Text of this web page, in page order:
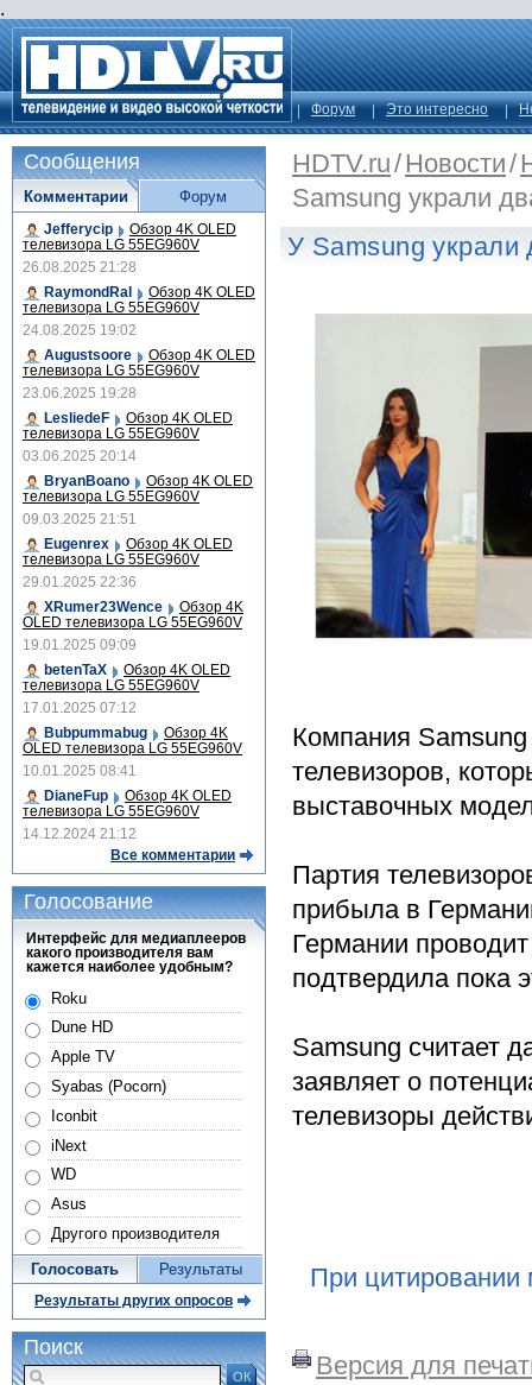
.
Форум Это интересно
HDTV.ru/Новости/
Samsung украли
У Samsung украли
Компания
телевизоров,
выставочных
Партия
прибыла в
Германии
подтвердила пока
Samsung считает
заявляет о
телевизоры
При цитировании
Версия для
Сообщения
Комментарии
Jefferycip Обзор 4K OLED
телевизора LG 55EG960V
26.08.2025 21:28
RaymondRal
Обзор 4K OLED
телевизора LG 55EG960V
24.08.2025 19:02
Augustsoore
Обзор 4K OLED
телевизора LG 55EG960V
23.06.2025 19:28
LesliedeF
Обзор 4K OLED
телевизора LG 55EG960V
03.06.2025 20:14
BryanBoano
Обзор 4K OLED
телевизора LG 55EG960V
09.03.2025 21:51
Eugenrex
Обзор 4K OLED
телевизора LG 55EG960V
29.01.2025 22:36
XRumer23Wence
Обзор 4K
OLED телевизора LG 55EG960V
19.01.2025 09:09
betenTaX
Обзор 4K OLED
телевизора LG 55EG960V
17.01.2025 07:12
Bubpummabug
Обзор 4K
OLED телевизора LG 55EG960V
10.01.2025 08:41
DianeFup
Обзор 4K OLED
телевизора LG 55EG960V
14.12.2024 21:12
Все комментарии
Форум
Голосование
Интерфейс для медиаплееров
какого производителя вам
кажется наиболее удобным?
Roku
Dune HD
Apple TV
Syabas (Pocorn)
Iconbit
iNext
WD
Asus
Другого производителя
Голосовать Результаты
Результаты других опросов
Поиск
ОК